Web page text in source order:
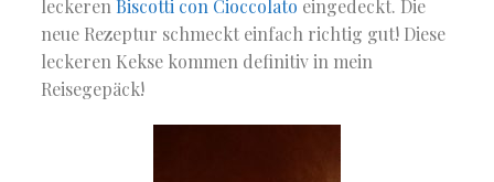
leckeren Biscotti con Cioccolato eingedeckt. Die
neue Rezeptur schmeckt einfach richtig gut! Diese
leckeren Kekse kommen definitiv in mein
Reisegepäck!